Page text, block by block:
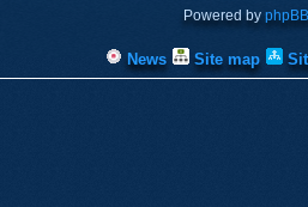
Powered by phpBB
News Site map